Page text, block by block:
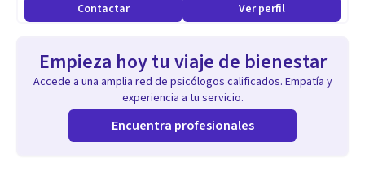
Contactar Ver perfil
Empieza hoy tu viaje de bienestar
Accede a una amplia red de psicólogos calificados. Empatía y
experiencia a tu servicio.
Encuentra profesionales